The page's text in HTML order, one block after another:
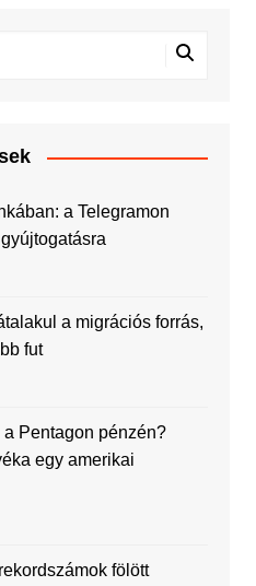
a Telegramon
a migrációs forrás,
fut
Pentagon pénzén?
egy amerikai
fölött